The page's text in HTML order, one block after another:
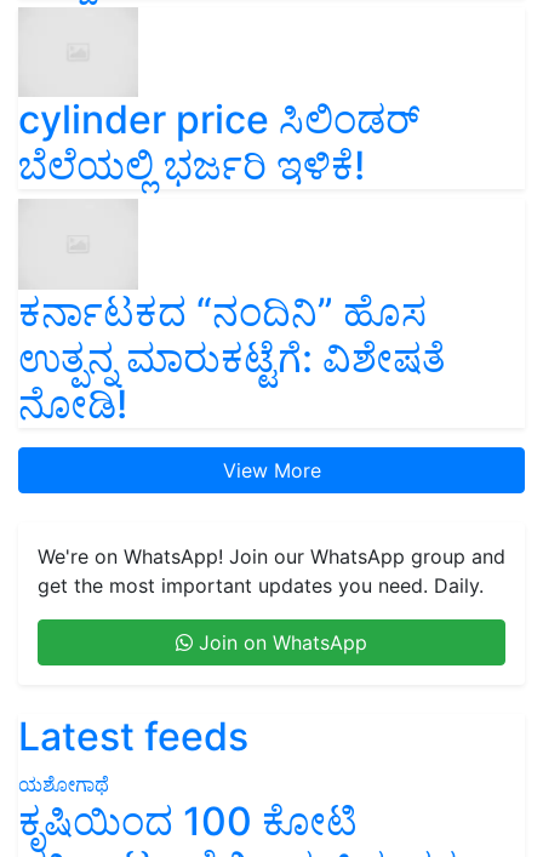
cylinder price ಸಿಲಿಂಡರ್‌
ಬೆಲೆಯಲ್ಲಿ ಭರ್ಜರಿ ಇಳಿಕೆ!
ಕರ್ನಾಟಕದ “ನಂದಿನಿ” ಹೊಸ
ಉತ್ಪನ್ನ ಮಾರುಕಟ್ಟೆಗೆ: ವಿಶೇಷತೆ
ನೋಡಿ!
View More
We're on WhatsApp! Join our WhatsApp group and
get the most important updates you need. Daily.
Join on WhatsApp
Latest feeds
ಯಶೋಗಾಥೆ
ಕೃಷಿಯಿಂದ 100 ಕೋಟಿ